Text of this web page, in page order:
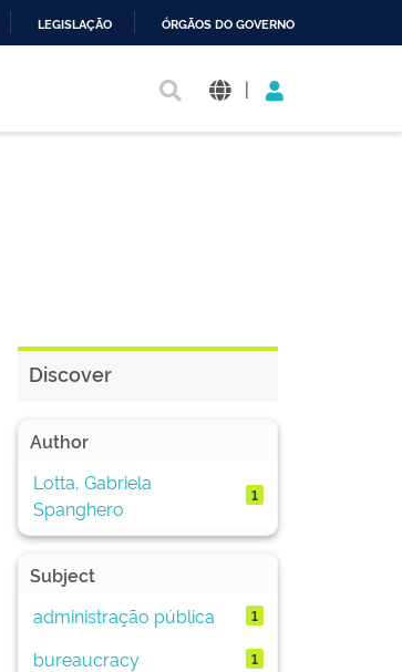
LEGISLAÇÃO ÓRGÃOS DO GOVERNO
|
Discover
Author
Lotta, Gabriela
Spanghero
1
Subject
administração pública
1
bureaucracy 1